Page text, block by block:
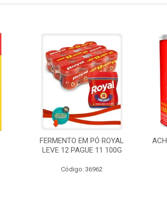
FERMENTO EM PÓ ROYAL
LEVE 12 PAGUE 11 100G
Código: 36962